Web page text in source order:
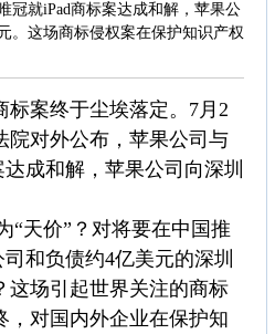
冠就iPad商标案达成和解，苹果公
。这场商标侵权案在保护知识产权
案终于尘埃落定。7月2
院对外公布，苹果公司与
成和解，苹果公司向深圳
价”？对将要在中国推
和负债约4亿美元的深圳
这场引起世界关注的商标
，对国内外企业在保护知